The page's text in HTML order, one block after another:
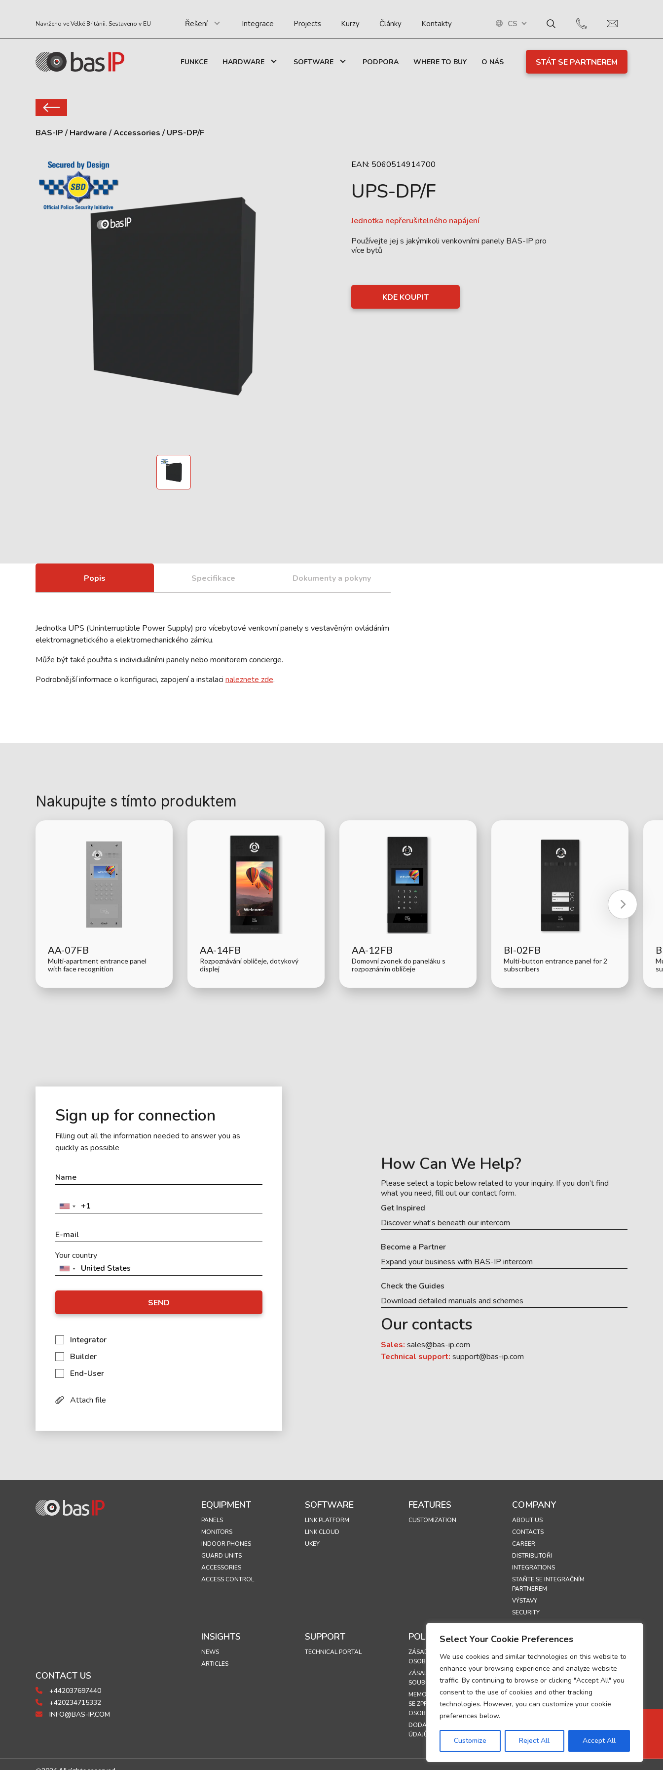
Select Your Cookie Preferences
We use cookies and similar technologies on this website to
enhance your browsing experience and analyze website
traffic. By continuing to browse or clicking "Accept All" you
consent to the use of cookies and other tracking
technologies. However, you can customize your cookie
preferences below.
Customize Reject All Accept All
Navrženo ve Velké Británii. Sestaveno v EU Řešení Integrace Projects Kurzy Články Kontakty CS
FUNKCE HARDWARE SOFTWARE PODPORA WHERE TO BUY O NÁS STÁT SE PARTNEREM
BAS-IP / Hardware /Accessories / UPS-DP/F
EAN: 5060514914700
UPS-DP/F
Jednotka nepřerušitelného napájení
Používejte jej s jakýmikoli venkovními panely BAS-IP pro
více bytů
KDE KOUPIT
Popis Specifikace Dokumenty a pokyny
Jednotka UPS (Uninterruptible Power Supply) pro vícebytové venkovní panely s vestavěným ovládáním
elektromagnetického a elektromechanického zámku.
Může být také použita s individuálními panely nebo monitorem concierge.
Podrobnější informace o konfiguraci, zapojení a instalaci naleznete zde.
Nakupujte s tímto produktem
AA-07FB
Multi-apartment entrance panel
with face recognition
AA-14FB
Rozpoznávání obličeje, dotykový
displej
AA-12FB
Domovní zvonek do paneláku s
rozpoznáním obličeje
BI-02FB
Multi-button entrance panel for 2
subscribers
Sign up for connection
Filling out all the information needed to answer you as
quickly as possible
Your country
SEND
Integrator
Builder
End-User
Attach file
How Can We Help?
Please select a topic below related to your inquiry. If you don’t find
what you need, fill out our contact form.
Get Inspired
Discover what’s beneath our intercom
Become a Partner
Expand your business with BAS-IP intercom
Check the Guides
Download detailed manuals and schemes
Our contacts
Sales: sales@bas-ip.com
Technical support: support@bas-ip.com
CONTACT US
+442037697440
+420234715332
INFO@BAS-IP.COM
EQUIPMENT
PANELS
MONITORS
INDOOR PHONES
GUARD UNITS
ACCESSORIES
ACCESS CONTROL
SOFTWARE
LINK PLATFORM
LINK CLOUD
UKEY
FEATURES
CUSTOMIZATION
COMPANY
ABOUT US
CONTACTS
CAREER
DISTRIBUTOŘI
INTEGRATIONS
STAŇTE SE INTEGRAČNÍM
PARTNEREM
VÝSTAVY
SECURITY
INSIGHTS
NEWS
ARTICLES
SUPPORT
TECHNICAL PORTAL
POLICIES
ZÁSADY OCHRANY
OSOBNÍCH ÚDAJŮ
ZÁSADY POUŽÍVÁNÍ
SOUBORU COOKIE
MEMORANDUM O SOULADU
SE ZPRACOVÁNÍM
OSOBNÍCH ÚDAJŮ
DODATEK O ZPRACOVÁNÍ
ÚDAJŮ